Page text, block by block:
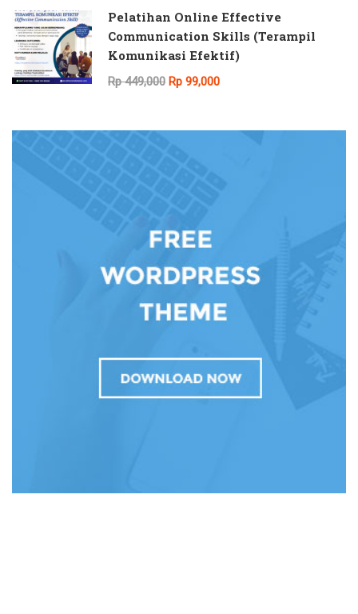
Pelatihan Online Effective
Communication Skills (Terampil
Komunikasi Efektif)
Rp 449,000 Rp 99,000